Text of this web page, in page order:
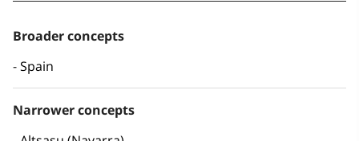
Broader concepts
Spain
Narrower concepts